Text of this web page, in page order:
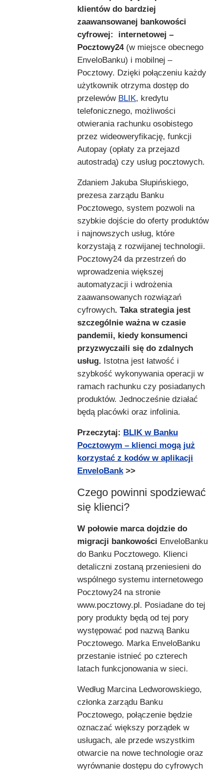
klientów do bardziej
zaawansowanej bankowości
cyfrowej: internetowej –
Pocztowy24(w miejsce obecnego
EnveloBanku) i mobilnej –
Pocztowy. Dzięki połączeniu każdy
użytkownik otrzyma dostęp do
przelewów BLIK, kredytu
telefonicznego, możliwości
otwierania rachunku osobistego
przez wideoweryfikację, funkcji
Autopay (opłaty za przejazd
autostradą) czy usług pocztowych.
Zdaniem Jakuba Słupińskiego,
prezesa zarządu Banku
Pocztowego, system pozwoli na
szybkie dojście do oferty produktów
i najnowszych usług, które
korzystają z rozwijanej technologii.
Pocztowy24 da przestrzeń do
wprowadzenia większej
automatyzacji i wdrożenia
zaawansowanych rozwiązań
cyfrowych. Taka strategia jest
szczególnie ważna w czasie
pandemii, kiedy konsumenci
przyzwyczaili się do zdalnych
usług. Istotna jest łatwość i
szybkość wykonywania operacji w
ramach rachunku czy posiadanych
produktów. Jednocześnie działać
będą placówki oraz infolinia.
Przeczytaj: BLIK w Banku
Pocztowym – klienci mogą już
korzystać z kodów w aplikacji
EnveloBank >>
Czego powinni spodziewać
się klienci?
W połowie marca dojdzie do
migracji bankowości EnveloBanku
do Banku Pocztowego. Klienci
detaliczni zostaną przeniesieni do
wspólnego systemu internetowego
Pocztowy24 na stronie
www.pocztowy.pl. Posiadane do tej
pory produkty będą od tej pory
występować pod nazwą Banku
Pocztowego. Marka EnveloBanku
przestanie istnieć po czterech
latach funkcjonowania w sieci.
Według Marcina Ledworowskiego,
członka zarządu Banku
Pocztowego, połączenie będzie
oznaczać większy porządek w
usługach, ale przede wszystkim
otwarcie na nowe technologie oraz
wyrównanie dostępu do cyfrowych